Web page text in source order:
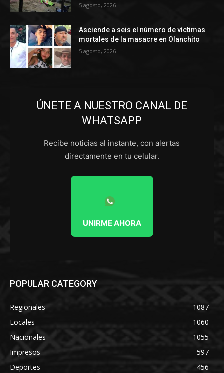
5 agosto, 2026
Asciende a seis el número de víctimas
mortales de la masacre en Olanchito
5 agosto, 2026
ÚNETE A NUESTRO CANAL DE
WHATSAPP
Recibe noticias al instante, con alertas
directamente en tu celular.
UNIRME AHORA
POPULAR CATEGORY
Regionales
1087
Locales
1060
Nacionales
1055
Impresos
597
Deportes
456